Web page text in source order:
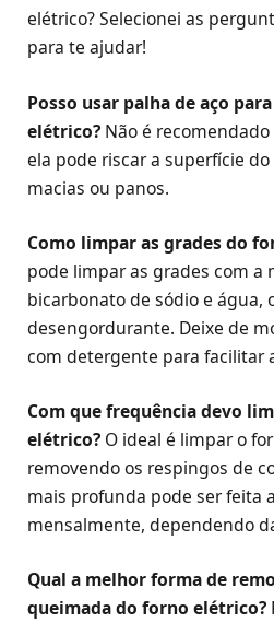
elétrico? Selecionei as
para te ajudar!
Posso usar palha de aço
elétrico? Não é
ela pode riscar a superfície
macias ou panos.
Como limpar as grades do
pode limpar as grades com a
bicarbonato de sódio e água,
desengordurante. Deixe de
com detergente para facilitar
Com que frequência devo
elétrico? O ideal é limpar o
removendo os respingos de
mais profunda pode ser feita
mensalmente, dependendo
Qual a melhor forma de
queimada do forno elétrico?